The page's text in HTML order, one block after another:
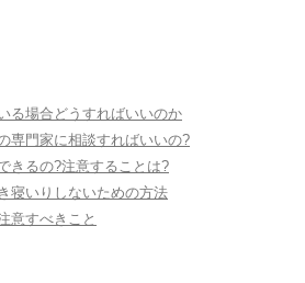
る場合どうすればいいのか
専門家に相談すればいいの?
きるの?注意することは?
寝いりしないための方法
意すべきこと